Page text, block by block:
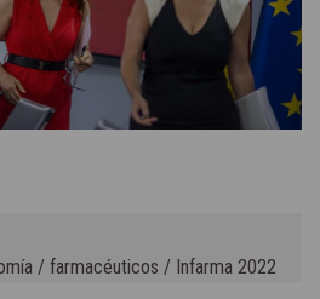
/ farmacéuticos / Infarma 2022